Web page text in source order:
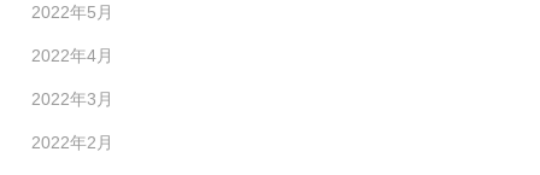
2022年5月
2022年4月
2022年3月
2022年2月